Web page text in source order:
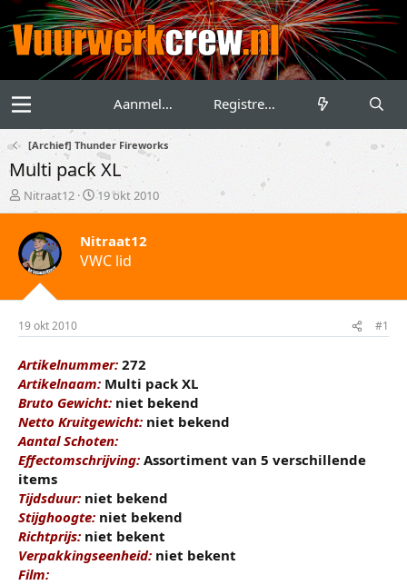
Aanmelden Registreren
[Archief] Thunder Fireworks
Multi pack XL
T
o
i
c
s
t
r
t
e
r
Nitraat12
S
t
r
t
m
19 okt 2010
Nitraat12
VWC lid
19 okt 2010 #1
Artikelnummer: 272
Artikelnaam: Multi pack XL
Bruto Gewicht: niet bekend
Netto Kruitgewicht: niet bekend
Aantal Schoten:
Effectomschrijving: Assortiment van 5 verschillende
items
Tijdsduur: niet bekend
Stijghoogte: niet bekend
Richtprijs: niet bekent
Verpakkingseenheid: niet bekent
Film: